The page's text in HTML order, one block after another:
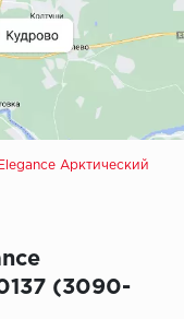
Adelar
Alfa
AllureFloor
Alpine floor
Arbiton
Арктический
(3090-